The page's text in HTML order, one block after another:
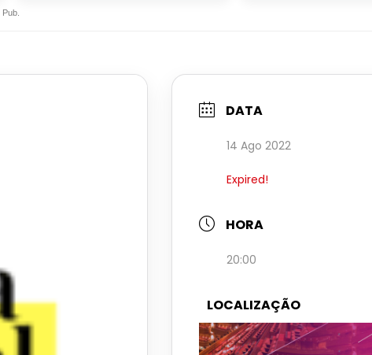
Pub.
DATA
14 Ago 2022
Expired!
HORA
20:00
LOCALIZAÇÃO